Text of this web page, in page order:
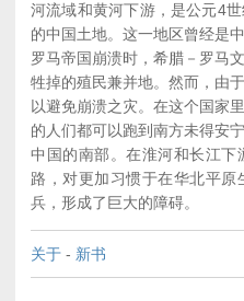
河流域和黄河下游，是公元4
的中国土地。这一地区曾经是
罗马帝国崩溃时，希腊－罗马
牲掉的殖民兼并地。然而，由
以避免崩溃之灾。在这个国家
的人们都可以跑到南方未得安
中国的南部。在淮河和长江
路，对更加习惯于在华北平
兵，形成了巨大的障碍。
关于 - 新书